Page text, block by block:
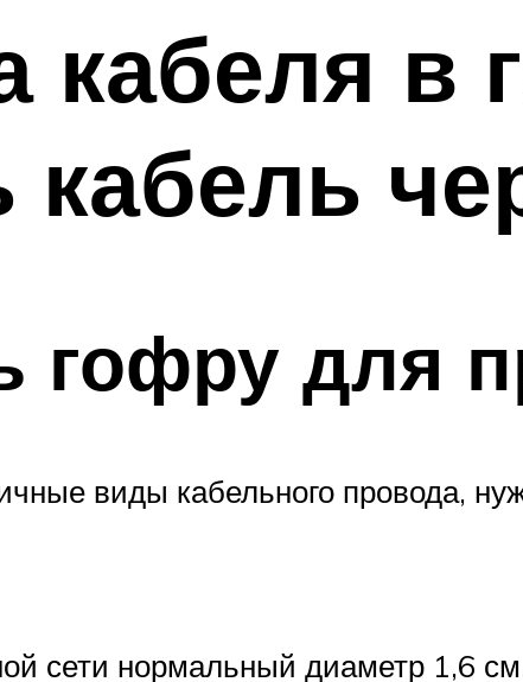
кабеля в
кабель
гофру для
виды кабельного провода,
сети нормальный диаметр 1,6